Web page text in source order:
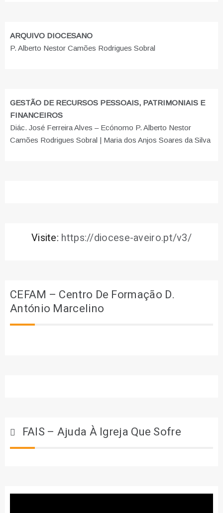
ARQUIVO DIOCESANO
P. Alberto Nestor Camões Rodrigues Sobral
GESTÃO DE RECURSOS PESSOAIS, PATRIMONIAIS E
FINANCEIROS
Diác. José Ferreira Alves – Ecónomo P. Alberto Nestor
Camões Rodrigues Sobral | Maria dos Anjos Soares da Silva
Visite: https://diocese-aveiro.pt/v3/
CEFAM – Centro De Formação D.
António Marcelino
FAIS – Ajuda À Igreja Que Sofre